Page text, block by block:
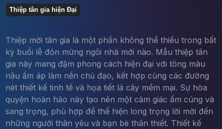
Thiệp tân gia hiện Đại
Thiệp mời tân gia là một phần không thể thiếu trong bất
kỳ buổi lễ đón mừng ngôi nhà mới nào. Mẫu thiệp tân
gia này mang đậm phong cách hiện đại với tông màu
nâu ấm áp làm nền chủ đạo, kết hợp cùng các đường
nét thiết kế tinh tế và họa tiết lá cây mềm mại. Sự hòa
quyện hoàn hảo này tạo nên một cảm giác ấm cúng và
sang trọng, phù hợp để thể hiện long trọng lời mời đến
những người thân yêu và bạn bè thân thiết. Thiết kế